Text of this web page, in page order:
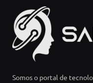
Somos o portal de